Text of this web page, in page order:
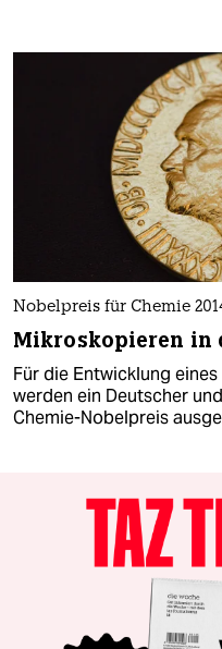
Nobelpreis für Chemie
Mikroskopieren in
Für die Entwicklung
werden ein Deutscher
Chemie-Nobelpreis